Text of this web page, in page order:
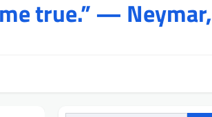
true.” — Neymar,